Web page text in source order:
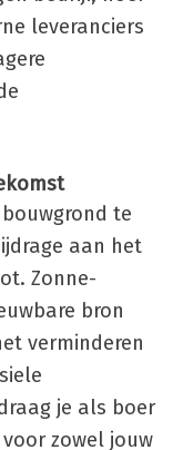
leveranciers
te
aan het
Zonne-
bron
verminderen
je als boer
zowel jouw